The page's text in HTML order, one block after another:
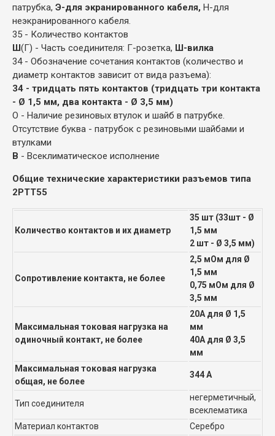
патрубка, Э-для экранированного кабеля, Н-для
неэкранированного кабеля.
35 - Количество контактов
Ш(Г) - Часть соединителя: Г-розетка, Ш-вилка
34 - Обозначение сочетания контактов (количество и
диаметр контактов зависит от вида разъема):
34 - тридцать пять контактов (тридцать три контакта
- Ø 1,5 мм, два контакта - Ø 3,5 мм)
О - Наличие резиновых втулок и шайб в патрубке.
Отсутствие буква - патрубок с резиновыми шайбами и
втулками
В - Всеклиматическое исполнение
Общие технические характеристики разъемов типа
2РТТ55
Количество контактов и их диаметр
35 шт (33шт - Ø
1,5 мм
2 шт - Ø 3,5 мм)
Сопротивление контакта, не более
2,5 мОм для Ø
1,5 мм
0,75 мОм для Ø
3,5 мм
Максимальная токовая нагрузка на
одиночный контакт, не более
20А для Ø 1,5
мм
40А для Ø 3,5
мм
Максимальная токовая нагрузка
общая, не более
344 А
Тип соединителя
негерметичный,
всеклематика
Материал контактов
Серебро